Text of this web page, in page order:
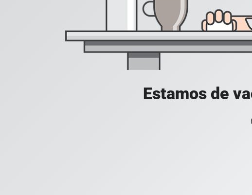
Estamos de